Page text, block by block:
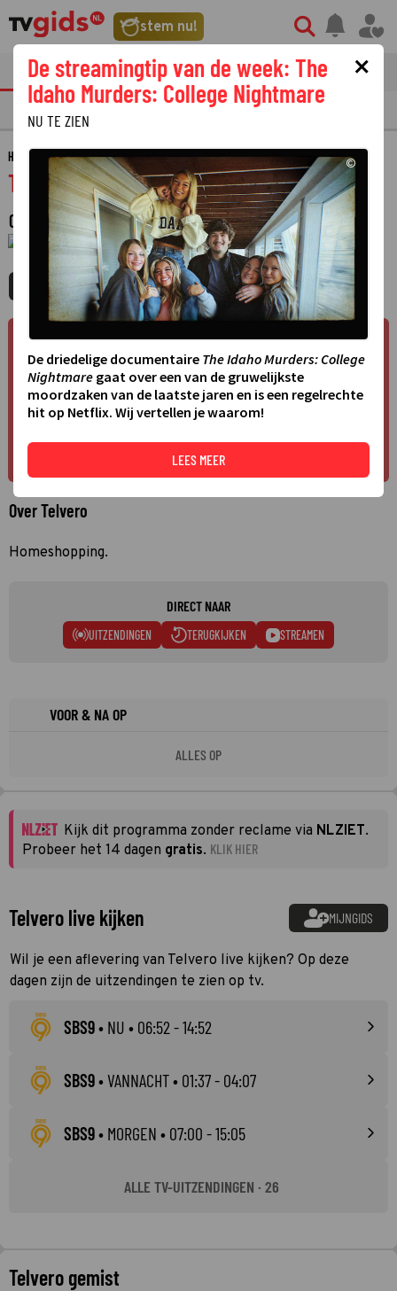
stem nu!
tvgids streaming nieuws
PRIMETIME GEMIST
HOME GIDS TELVERO
Telvero
CONSUMENTENPROGRAMMA
1 JANUARI 1970 01:00 - 01:00
MIJNGIDS AGENDA DELEN
Over Telvero
Homeshopping.
DIRECT NAAR
UITZENDINGEN TERUGKIJKEN STREAMEN
VOOR & NA OP
ALLES OP
Kijk dit programma zonder reclame via NLZIET.
Probeer het 14 dagen gratis. KLIK HIER
Telvero live kijken MIJNGIDS
Wil je een aflevering van Telvero live kijken? Op deze
dagen zijn de uitzendingen te zien op tv.
SBS9• NU • 06:52 - 14:52
SBS9•VANNACHT• 01:37 - 04:07
SBS9• MORGEN • 07:00 - 15:05
ALLE TV-UITZENDINGEN · 26
Telvero gemist
×
De streamingtip van de week: The
Idaho Murders: College Nightmare
NU TE ZIEN
©
De driedelige documentaire The Idaho Murders: College
Nightmare gaat over een van de gruwelijkste
moordzaken van de laatste jaren en is een regelrechte
hit op Netflix. Wij vertellen je waarom!
LEES MEER